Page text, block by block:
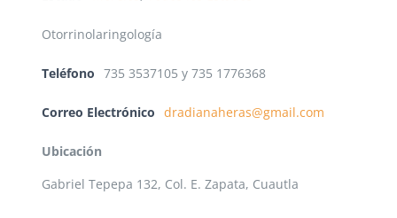
Otorrinolaringología
Teléfono 735 3537105 y 735 1776368
Correo Electrónico dradianaheras@gmail.com
Ubicación
Gabriel Tepepa 132, Col. E. Zapata, Cuautla